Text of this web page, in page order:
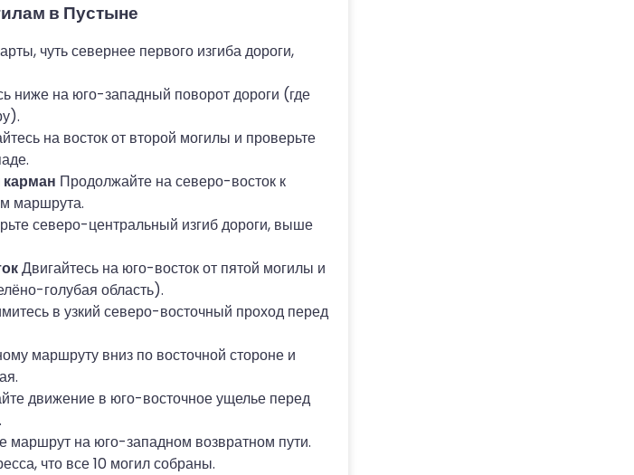
в Пустыне
чуть севернее первого изгиба дороги,
ниже на юго-западный поворот дороги (где
на восток от второй могилы и проверьте
Продолжайте на северо-восток к
маршрута.
северо-центральный изгиб дороги, выше
Двигайтесь на юго-восток от пятой могилы и
голубая область).
в узкий северо-восточный проход перед
маршруту вниз по восточной стороне и
движение в юго-восточное ущелье перед
маршрут на юго-западном возвратном пути.
что все 10 могил собраны.